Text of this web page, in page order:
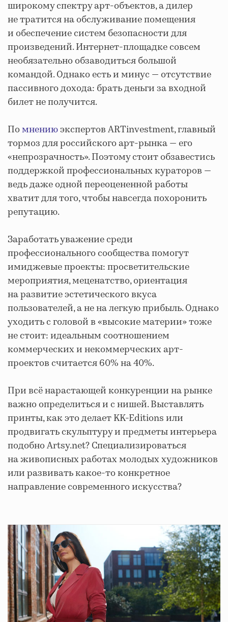
широкому спектру арт-объектов, а дилер
не тратится на обслуживание помещения
и обеспечение систем безопасности для
произведений. Интернет-площадке совсем
необязательно обзаводиться большой
командой. Однако есть и минус — отсутствие
пассивного дохода: брать деньги за входной
билет не получится.
Помнениюэкспертов ARTinvestment, главный
тормоз для российского арт-рынка — его
«непрозрачность». Поэтому стоит обзавестись
поддержкой профессиональных кураторов —
ведь даже одной переоцененной работы
хватит для того, чтобы навсегда похоронить
репутацию.
Заработать уважение среди
профессионального сообщества помогут
имиджевые проекты: просветительские
мероприятия, меценатство, ориентация
на развитие эстетического вкуса
пользователей, а не на легкую прибыль. Однако
уходить с головой в «высокие материи» тоже
не стоит: идеальным соотношением
коммерческих и некоммерческих арт-
проектов считается 60% на 40%.
При всё нарастающей конкуренции на рынке
важно определиться и с нишей. Выставлять
принты, как это делает KK-Editions или
продвигать скульптуру и предметы интерьера
подобно Artsy.net? Специализироваться
на живописных работах молодых художников
или развивать какое-то конкретное
направление современного искусства?